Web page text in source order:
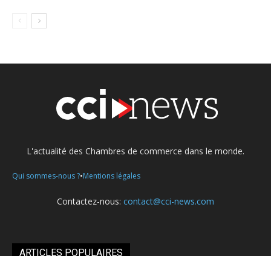
L'actualité des Chambres de commerce dans le monde.
Qui sommes-nous ?•Mentions légales
Contactez-nous: contact@cci-news.com
ARTICLES POPULAIRES